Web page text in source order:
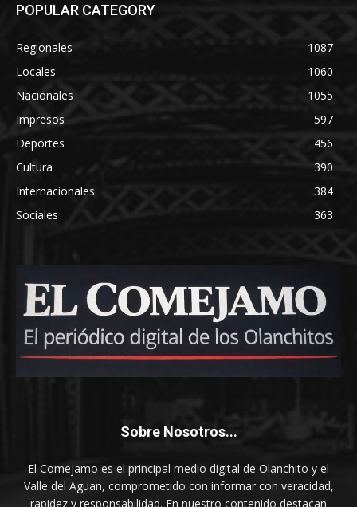
POPULAR CATEGORY
Regionales
1087
Locales
1060
Nacionales
1055
Impresos
597
Deportes
456
Cultura
390
Internacionales
384
Sociales
363
Sobre Nosotros...
El Comejamo es el principal medio digital de Olanchito y el
Valle del Aguan, comprometido con informar con veracidad,
rapidez y responsabilidad. En nuestro contenido destacan